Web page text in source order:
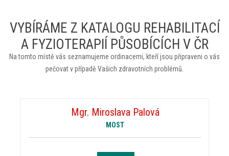
VYBÍRÁME Z KATALOGU REHABILITACÍ
A FYZIOTERAPIÍ PŮSOBÍCÍCH V ČR
Na tomto místě vás seznamujeme ordinacemi, kteří jsou připraveni o vás
pečovat v případě Vašich zdravotních problémů.
Mgr. Miroslava Palová
MOST